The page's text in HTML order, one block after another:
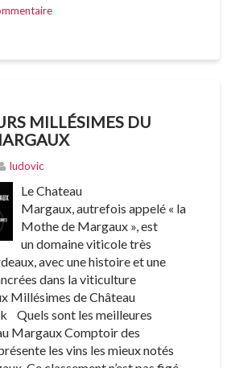
MILLÉSIMES DU
ludovic
Le Chateau
Margaux, autrefois appelé « la
Mothe de Margaux », est
un domaine viticole très
avec une histoire et une
dans la viticulture
Millésimes de Château
Quels sont les meilleures
Margaux Comptoir des
les vins les mieux notés